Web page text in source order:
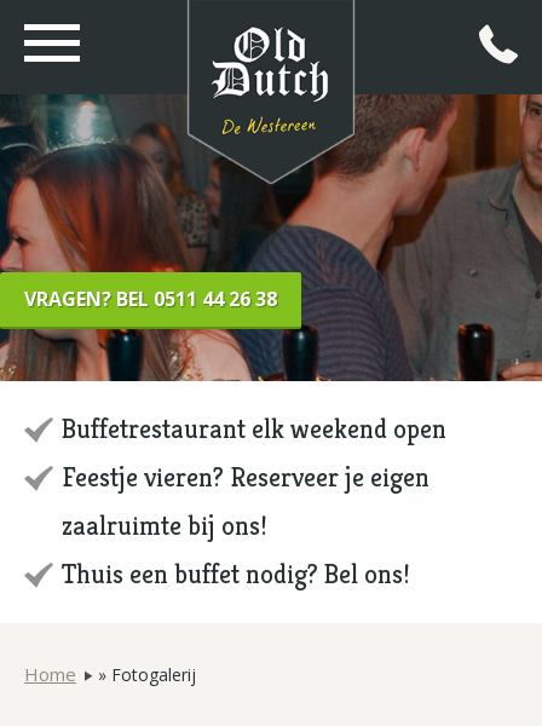
VRAGEN? BEL 0511 44 26 38
Buffetrestaurant elk weekend open
Feestje vieren? Reserveer je eigen
zaalruimte bij ons!
Thuis een buffet nodig? Bel ons!
Home » Fotogalerij